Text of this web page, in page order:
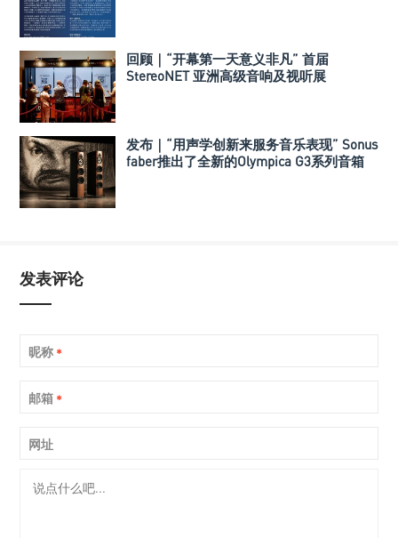
回顾｜“开幕第一天意义非凡” 首届
StereoNET 亚洲高级音响及视听展
发布｜“用声学创新来服务音乐表现” Sonus
faber推出了全新的Olympica G3系列音箱
发表评论
昵称 *
邮箱 *
网址